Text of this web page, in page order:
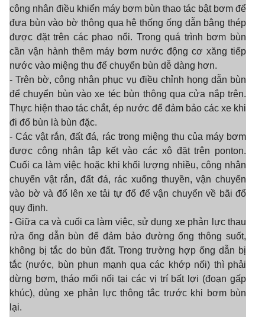
công nhân điều khiển máy bơm bùn thao tác bật bơm để
đưa bùn vào bờ thông qua hệ thống ống dẫn bằng thép
được đặt trên các phao nổi. Trong quá trình bơm bùn
cần vận hành thêm máy bơm nước động cơ xăng tiếp
nước vào miệng thu để chuyển bùn dễ dàng hơn.
- Trên bờ, công nhân phục vụ điều chỉnh họng dẫn bùn
để chuyển bùn vào xe téc bùn thông qua cửa nắp trên.
Thực hiện thao tác chắt, ép nước để đảm bảo các xe khi
đi đổ bùn là bùn đặc.
- Các vật rắn, đất đá, rác trong miệng thu của máy bơm
được công nhân tập kết vào các xô đặt trên ponton.
Cuối ca làm việc hoặc khi khối lượng nhiều, công nhân
chuyển vật rắn, đất đá, rác xuống thuyền, vận chuyển
vào bờ và đổ lên xe tải tự đổ để vận chuyển về bãi đổ
quy định.
- Giữa ca và cuối ca làm việc, sử dụng xe phản lực thau
rửa ống dẫn bùn để đảm bảo đường ống thông suốt,
không bị tắc do bùn đất. Trong trường hợpống dẫn bị
tắc (nước, bùn phun mạnh qua các khớp nối) thì phải
dừng bơm, tháo mối nối tại các vị trí bất lợi (đoạn gấp
khúc), dùng xe phản lực thông tắc trước khi bơm bùn
lại.